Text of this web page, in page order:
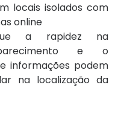
locais isolados com
online
a rapidez na
e o
informações podem
na localização da